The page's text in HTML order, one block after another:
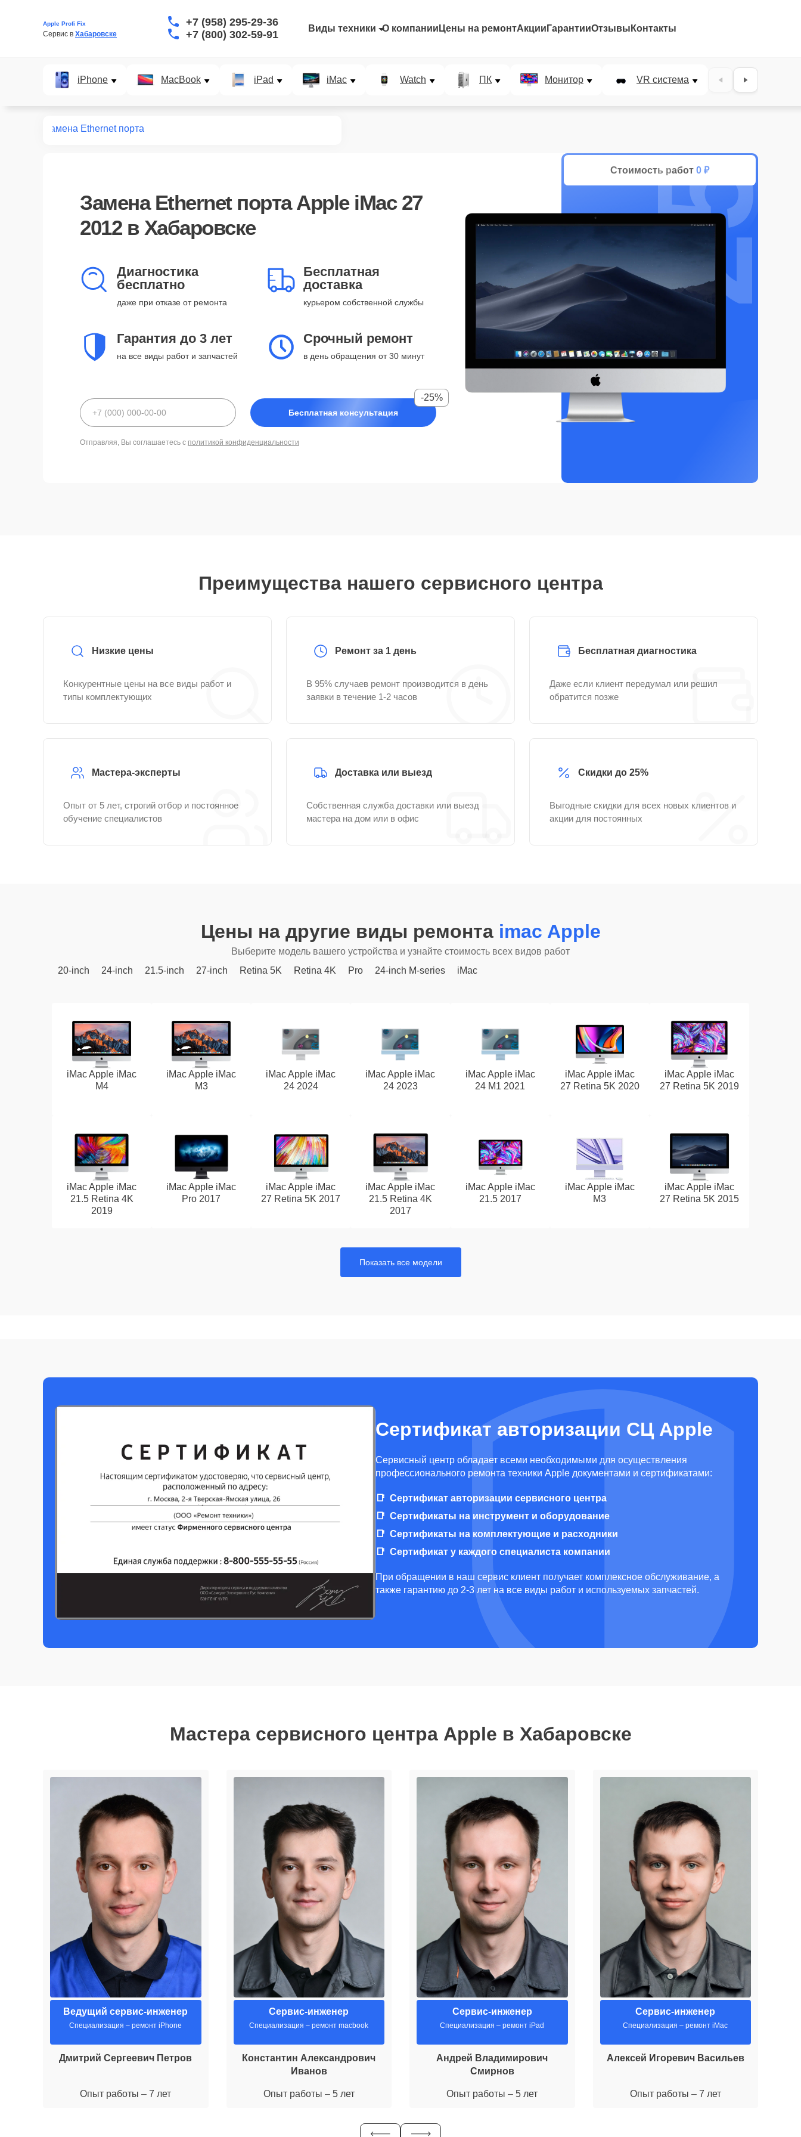
Apple Profi Fix
Сервис в Хабаровске
+7 (958) 295-29-36
+7 (800) 302-59-91
Виды техники О компании Цены на ремонтАкции ГарантииОтзывы Контакты
iPhone MacBook iPad iMac Watch ПК Монитор VR система Наушники
Замена Ethernet порта
Замена Ethernet порта Apple iMac 27
2012 в Хабаровске
Диагностика
бесплатно
даже при отказе от ремонта
Бесплатная
доставка
курьером собственной службы
Гарантия до 3 лет
на все виды работ и запчастей
Срочный ремонт
в день обращения от 30 минут
Бесплатная консультация
-25%
Отправляя, Вы соглашаетесь с политикой конфиденциальности
Стоимость работ 0 ₽
25%
Преимущества нашего сервисного центра
Низкие цены
Конкурентные цены на все виды работ и
типы комплектующих
Ремонт за 1 день
В 95% случаев ремонт производится в день
заявки в течение 1-2 часов
Бесплатная диагностика
Даже если клиент передумал или решил
обратится позже
Мастера-эксперты
Опыт от 5 лет, строгий отбор и постоянное
обучение специалистов
Доставка или выезд
Собственная служба доставки или выезд
мастера на дом или в офис
Скидки до 25%
Выгодные скидки для всех новых клиентов и
акции для постоянных
Цены на другие виды ремонта imac Apple
Выберите модель вашего устройства и узнайте стоимость всех видов работ
20-inch
24-inch 21.5-inch 27-inch Retina 5K Retina 4K Pro 24-inch M-series iMac
iMac Apple iMac
M4
iMac Apple iMac
M3
iMac Apple iMac
24 2024
iMac Apple iMac
24 2023
iMac Apple iMac
24 M1 2021
iMac Apple iMac
27 Retina 5K 2020
iMac Apple iMac
27 Retina 5K 2019
iMac Apple iMac
21.5 Retina 4K
2019
iMac Apple iMac
Pro 2017
iMac Apple iMac
27 Retina 5K 2017
iMac Apple iMac
21.5 Retina 4K
2017
iMac Apple iMac
21.5 2017
iMac Apple iMac
M3
iMac Apple iMac
27 Retina 5K 2015
Показать все модели
Сертификат авторизации СЦ Apple
Cервисный центр обладает всеми необходимыми для осуществления
профессионального ремонта техники Apple документами и сертификатами:
Сертификат авторизации сервисного центра
Сертификаты на инструмент и оборудование
Сертификаты на комплектующие и расходники
Сертификат у каждого специалиста компании
При обращении в наш сервис клиент получает комплексное обслуживание, а
также гарантию до 2-3 лет на все виды работ и используемых запчастей.
Мастера сервисного центра Apple в Хабаровске
Ведущий сервис-инженер
Специализация – ремонт iPhone
Дмитрий Сергеевич Петров
Опыт работы – 7 лет
Сервис-инженер
Специализация – ремонт macbook
Константин Александрович
Иванов
Опыт работы – 5 лет
Сервис-инженер
Специализация – ремонт iPad
Андрей Владимирович
Смирнов
Опыт работы – 5 лет
Сервис-инженер
Специализация – ремонт iMac
Алексей Игоревич Васильев
Опыт работы – 7 лет